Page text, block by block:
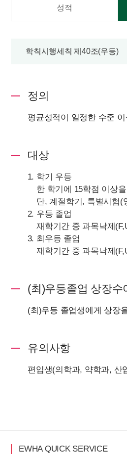
성적
학칙시행세칙 제40조(우등)
정의
평균성적이 일정한 수준
대상
학기 우등
한 학기에 15학점 이상
단, 계절학기, 특별시험(
우등 졸업
재학기간 중 과목낙제
최우등 졸업
재학기간 중 과목낙제
(최)우등졸업 상장수
(최)우등 졸업생에게 상장
유의사항
편입생(의학과, 약학과, 산
EWHA QUICK SERVICE